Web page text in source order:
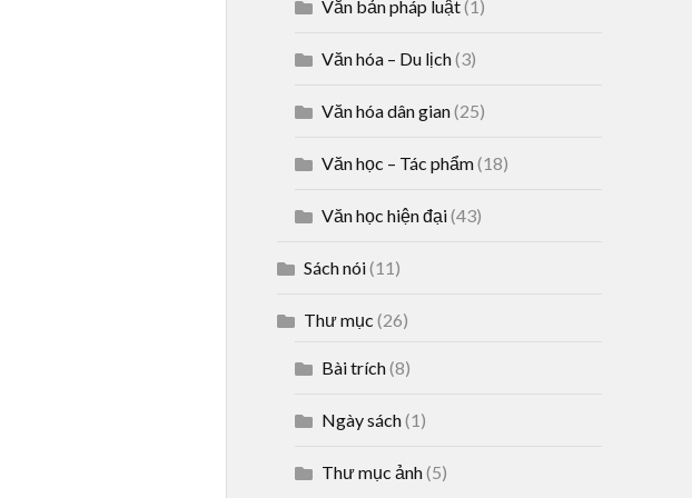
Văn bản pháp luật(1)
Văn hóa – Du lịch(3)
Văn hóa dân gian(25)
Văn học – Tác phẩm(18)
Văn học hiện đại(43)
Sách nói(11)
Thư mục (26)
Bài trích(8)
Ngày sách(1)
Thư mục ảnh(5)